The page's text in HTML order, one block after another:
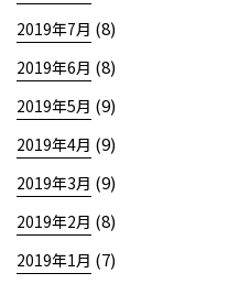
2019年7月 (8)
2019年6月 (8)
2019年5月 (9)
2019年4月 (9)
2019年3月 (9)
2019年2月 (8)
2019年1月 (7)